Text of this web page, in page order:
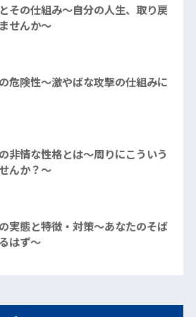
その仕組み～自分の人生、取り戻
せんか～
危険性～激やばな攻撃の仕組みに
非情な性格とは～周りにこういう
んか？～
実態と特徴・対策～あなたのそば
はず～